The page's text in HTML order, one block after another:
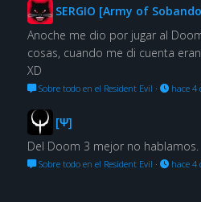
SERGIO [Army of
Anoche me dio por jugar al
cosas, cuando me di cuenta
XD
Sobre todo en el Resident Evil · hace 4
[Ψ]
Del Doom 3 mejor no hablamos.
Sobre todo en el Resident Evil · hace 4